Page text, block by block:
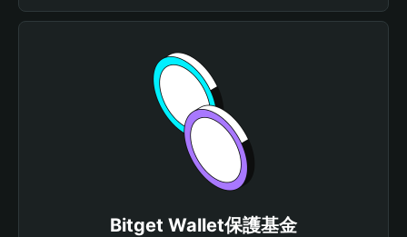
Bitget Wallet保護基金